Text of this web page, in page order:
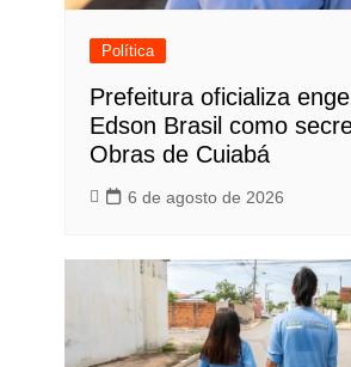
Política
Prefeitura oficializa
Edson Brasil como
Obras de Cuiabá
6 de agosto de 2026